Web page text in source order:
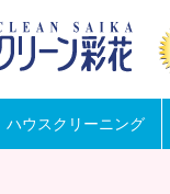
ハウスクリーニング